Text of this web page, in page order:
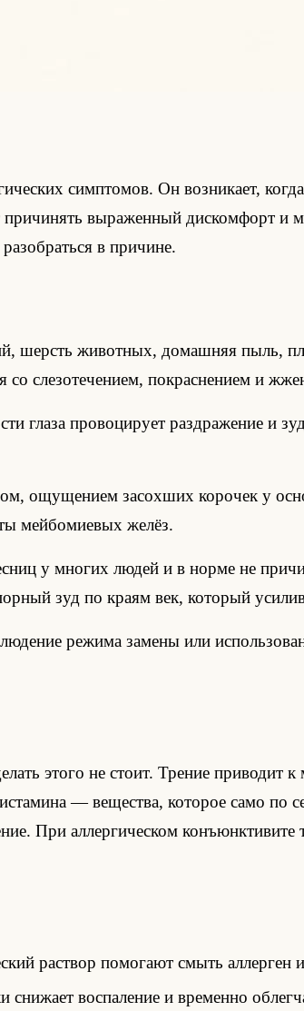
симптомов. Он возникает,
выраженный дискомфорт и
в причине.
шерсть животных, домашняя пыль,
со слезотечением, покраснением и
глаза провоцирует раздражение и
ощущением засохших корочек у
мейбомиевых желёз.
у многих людей и в норме не
зуд по краям век, который
режима замены или
этого не стоит. Трение
— вещества, которое само по
При аллергическом конъюнктивите
раствор помогают смыть аллерген
воспаление и временно